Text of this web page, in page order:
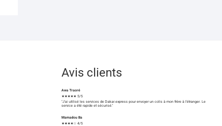
Avis clients
Awa Traoré
★★★★★ 5/5
"J'ai utilisé les services de Dakar.express pour envoyer un colis à mon frère à l'étranger. Le
service a été rapide et sécurisé."
Mamadou Ba
★★★★☆ 4/5